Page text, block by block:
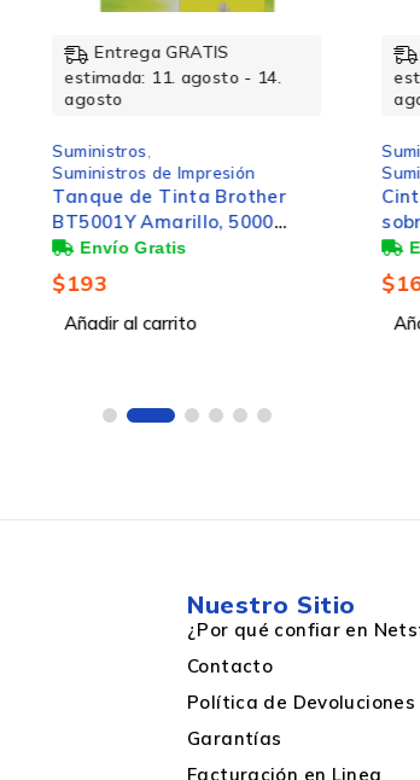
Entrega GRATIS
estimada: 11. agosto - 14.
agosto
Suministros
Suministros de Impresión
Tanque de Tinta Brother
BT5001Y Amarillo, 5000
Páginas
$193
Añadir al carrito
$
Nuestro Sitio
¿Por qué confiar en
Contacto
Política de Devoluciones
Garantías
Facturación en Linea